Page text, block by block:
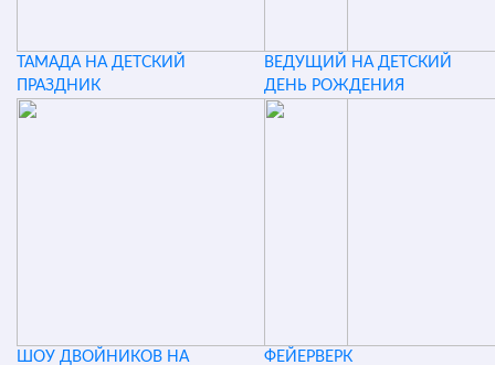
ТАМАДА НА ДЕТСКИЙ
ПРАЗДНИК
ВЕДУЩИЙ НА ДЕТСКИЙ
ДЕНЬ РОЖДЕНИЯ
ШОУ ДВОЙНИКОВ НА
ФЕЙЕРВЕРК